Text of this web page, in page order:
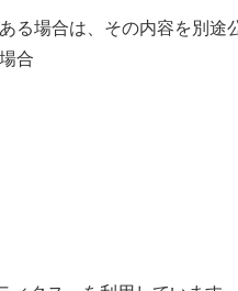
る場合は、その内容を別途
合